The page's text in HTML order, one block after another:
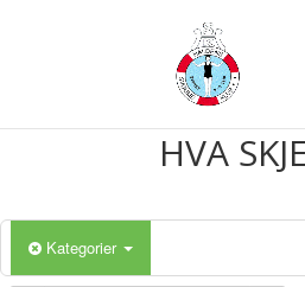
HVA
Kategorier